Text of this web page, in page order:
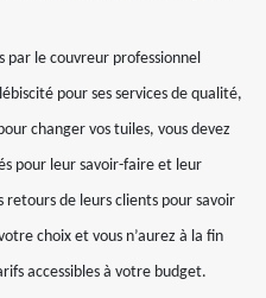
par le couvreur professionnel
pour ses services de qualité,
changer vos tuiles, vous devez
pour leur savoir-faire et leur
retours de leurs clients pour savoir
choix et vous n’aurez à la fin
accessibles à votre budget.